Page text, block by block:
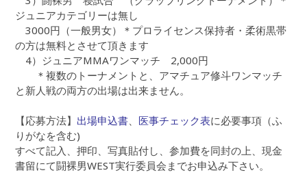
ジュニアカテゴリーは無し
3000円（一般男女）＊プロライセンス保持者・柔術黒帯
の方は無料とさせて頂きます
4）ジュニアMMAワンマッチ 2,000円
＊複数のトーナメントと、アマチュア修斗ワンマッチ
と新人戦の両方の出場は出来ません。
【応募方法】 出場申込書、 医事チェック表に必要事項（ふ
りがなを含む)
すべて記入、押印、写真貼付し、参加費を同封の上、現金
書留にて闘裸男WEST実行委員会までお申込み下さい。